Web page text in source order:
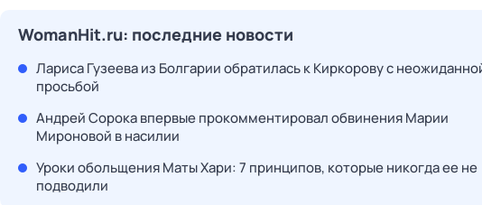
WomanHit.ru: последние новости
Лариса Гузеева из Болгарии обратилась к Киркорову с
просьбой
Андрей Сорока впервые прокомментировал обвинения Марии
Мироновой в насилии
Уроки обольщения Маты Хари: 7 принципов, которые никогда ее не
подводили